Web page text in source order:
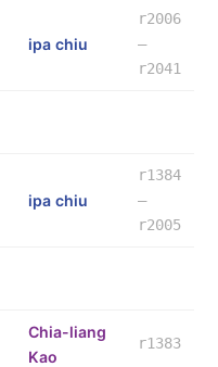
ipa chiu
r2006
–
r2041
ipa chiu
r1384
–
r2005
Chia-liang
Kao
r1383